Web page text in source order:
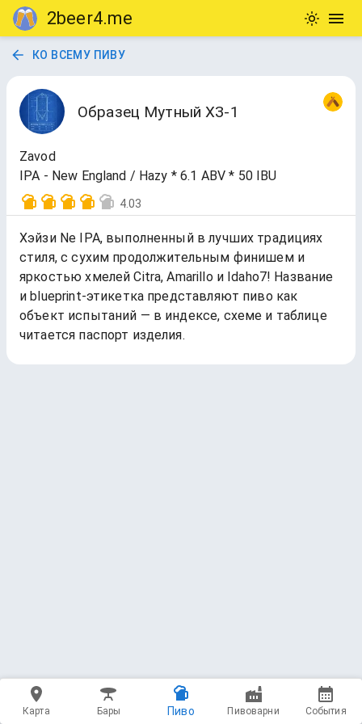
2beer4.me
КО ВСЕМУ ПИВУ
Образец Мутный ХЗ-1
Zavod
IPA - New England / Hazy * 6.1 ABV * 50 IBU
4.03
Хэйзи Ne IPA, выполненный в лучших традициях
стиля, с сухим продолжительным финишем и
яркостью хмелей Citra, Amarillo и Idaho7! Название
и blueprint-этикетка представляют пиво как
объект испытаний — в индексе, схеме и таблице
читается паспорт изделия.
Карта Бары Пиво Пивоварни События